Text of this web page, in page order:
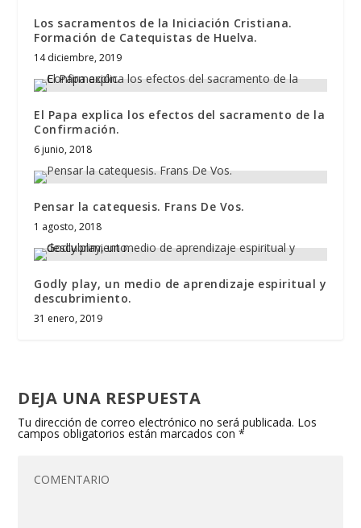
Los sacramentos de la Iniciación Cristiana.
Formación de Catequistas de Huelva.
14 diciembre, 2019
El Papa explica los efectos del sacramento de la
Confirmación.
6 junio, 2018
Pensar la catequesis. Frans De Vos.
1 agosto, 2018
Godly play, un medio de aprendizaje espiritual y
descubrimiento.
31 enero, 2019
DEJA UNA RESPUESTA
Tu dirección de correo electrónico no será publicada. Los
campos obligatorios están marcados con*